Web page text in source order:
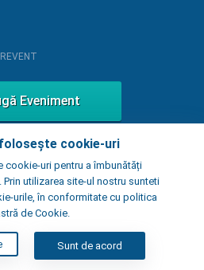
cookie-uri
cookie-uri pentru a îmbunătăți
utilizarea site-ul nostru sunteti
urile, în conformitate cu politica
de Cookie.
Sunt de acord
Eveniment
Local